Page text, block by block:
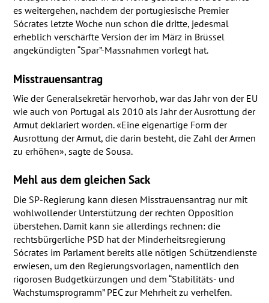
es weitergehen, nachdem der portugiesische Premier
Sócrates letzte Woche nun schon die dritte, jedesmal
erheblich verschärfte Version der im März in Brüssel
angekündigten “Spar”-Massnahmen vorlegt hat.
Misstrauensantrag
Wie der Generalsekretär hervorhob, war das Jahr von der EU
wie auch von Portugal als 2010 als Jahr der Ausrottung der
Armut deklariert worden. «Eine eigenartige Form der
Ausrottung der Armut, die darin besteht, die Zahl der Armen
zu erhöhen», sagte de Sousa.
Mehl aus dem gleichen Sack
Die SP-Regierung kann diesen Misstrauensantrag nur mit
wohlwollender Unterstützung der rechten Opposition
überstehen. Damit kann sie allerdings rechnen: die
rechtsbürgerliche PSDhat der Minderheitsregierung
Sócrates im Parlament bereits alle nötigen Schützendienste
erwiesen, um den Regierungsvorlagen, namentlich den
rigorosen Budgetkürzungen und dem “Stabilitäts- und
Wachstumsprogramm” PECzur Mehrheit zu verhelfen.